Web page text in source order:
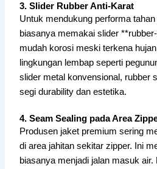
3. Slider Rubber Anti-Karat
Untuk mendukung performa
biasanya memakai slider
mudah korosi meski terkena
lingkungan lembap seperti
slider metal konvensional, rubber
segi durability dan estetika.
4. Seam Sealing pada Area
Produsen jaket premium sering
di area jahitan sekitar zipper. Ini
biasanya menjadi jalan masuk air.